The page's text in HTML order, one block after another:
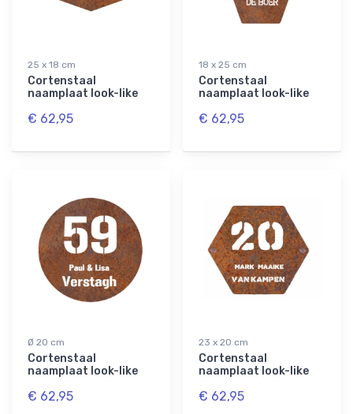
25 x 18 cm
Cortenstaal
naamplaat look-like
€ 62,95
18 x 25 cm
Cortenstaal
naamplaat look-like
€ 62,95
Ø 20 cm
Cortenstaal
naamplaat look-like
€ 62,95
23 x 20 cm
Cortenstaal
naamplaat look-like
€ 62,95